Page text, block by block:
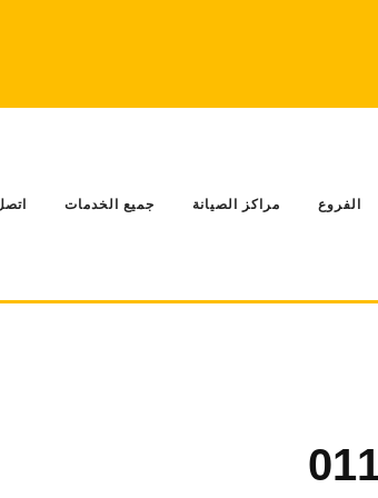
الفروع مراكز الصيانة جميع الخدمات